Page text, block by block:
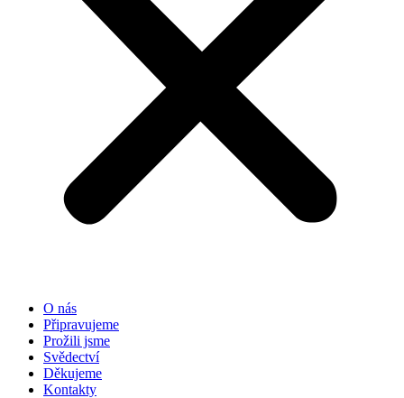
O nás
Připravujeme
Prožili jsme
Svědectví
Děkujeme
Kontakty